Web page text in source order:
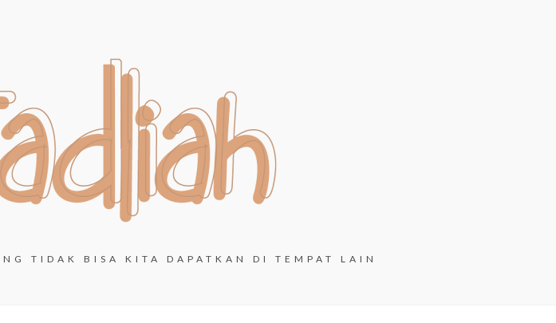
TIDAK BISA KITA DAPATKAN DI TEMPAT LAIN